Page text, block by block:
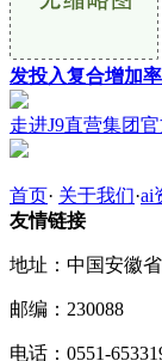
发投入复合增加
走进J9直营集团
首页· 关于我们·ai
友情链接
地址：中国安徽
邮编：230088
电话：0551-